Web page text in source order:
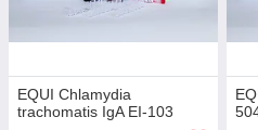
EQUI Chlamydia
trachomatis IgA EI-103